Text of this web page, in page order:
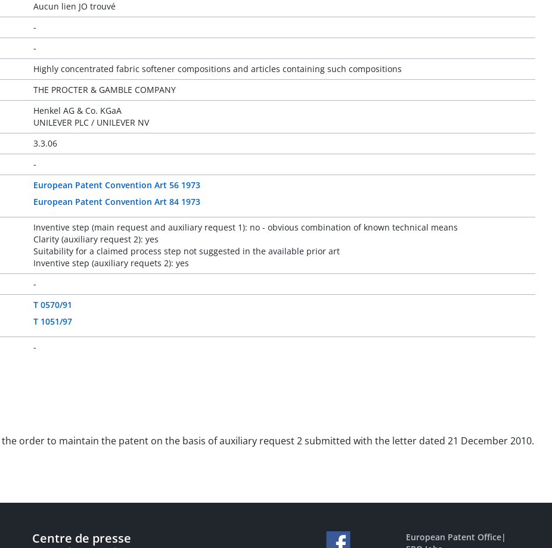
Aucun lien JO trouvé
-
-
Highly concentrated fabric softener compositions and articles containing such compositions
THE PROCTER & GAMBLE COMPANY
Henkel AG & Co. KGaA
UNILEVER PLC / UNILEVER NV
3.3.06
-
European Patent Convention Art 56 1973
European Patent Convention Art 84 1973
Inventive step (main request and auxiliary request 1): no - obvious combination of known technical means
Clarity (auxiliary request 2): yes
Suitability for a claimed process step not suggested in the available prior art
Inventive step (auxiliary requets 2): yes
-
T 0570/91
T 1051/97
-
order to maintain the patent on the basis of auxiliary request 2 submitted with the letter dated 21 December 2010.
Centre de presse
European Patent Office|